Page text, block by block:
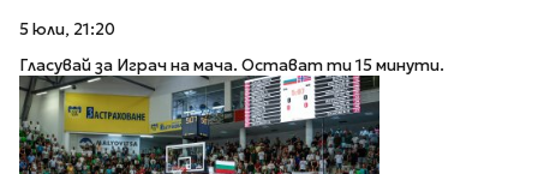
5 юли, 21:20
Гласувай за Играч на мача. Остават ти 15 минути.